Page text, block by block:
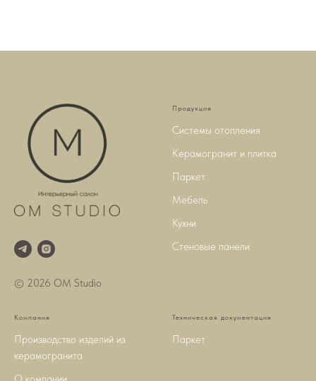
© 2026 OM Studio
Продукция
Системы отопления
Керамогранит и плитка
Паркет
Мебель
Кухни
Стеновые панели
Компания
Производство изделий из
керамогранита
Техническая документация
Паркет